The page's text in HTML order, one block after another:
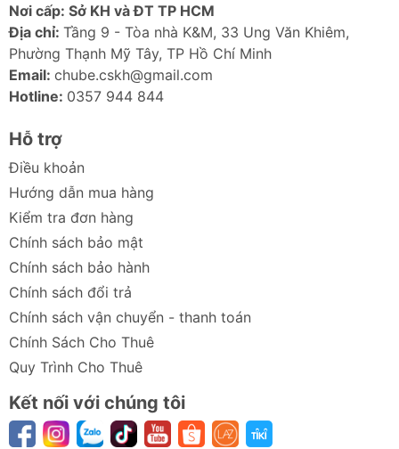
Nơi cấp: Sở KH và ĐT TP HCM
Địa chỉ: Tầng 9 - Tòa nhà K&M, 33 Ung Văn Khiêm,
Phường Thạnh Mỹ Tây, TP Hồ Chí Minh
Email: chube.cskh@gmail.com
Hotline: 0357 944 844
Hỗ trợ
Điều khoản
Hướng dẫn mua hàng
Kiểm tra đơn hàng
Chính sách bảo mật
Chính sách bảo hành
Chính sách đổi trả
Chính sách vận chuyển - thanh toán
Chính Sách Cho Thuê
Quy Trình Cho Thuê
Kết nối với chúng tôi